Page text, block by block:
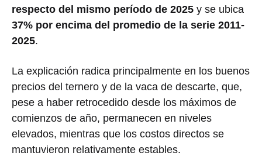
respecto del mismo período de 2025 y se ubica
37% por encima del promedio de la serie 2011-
2025.
La explicación radica principalmente en los buenos
precios del ternero y de la vaca de descarte, que,
pese a haber retrocedido desde los máximos de
comienzos de año, permanecen en niveles
elevados, mientras que los costos directos se
mantuvieron relativamente estables.